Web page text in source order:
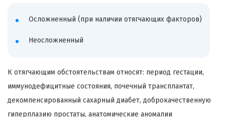
Осложненный (при наличии отягчающих факторов)
Неосложненный
К отягчающим обстоятельствам относят: период гестации,
иммунодефицитные состояния, почечный трансплантат,
декомпенсированный сахарный диабет, доброкачественную
гиперплазию простаты, анатомические аномалии